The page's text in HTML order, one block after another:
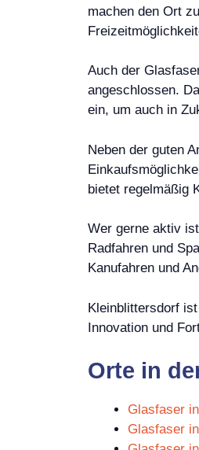
machen den Ort
Auch der
angeschlossen.
ein, um auch in
Neben der guten
bietet regelmäßig
Wer gerne aktiv
Radfahren und
Kanufahren und
Kleinblittersdorf
Innovation und
Orte in
Glasfaser
Glasfaser